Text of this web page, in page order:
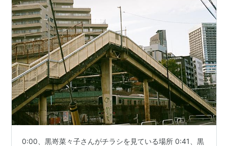
0:00、黒嵜菜々子さんがチラシを見ている場所 0:41、黒